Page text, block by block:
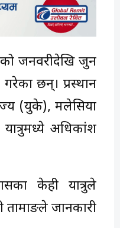
को जनवरीदेखि जुन
गरेका छन्। प्रस्थान
(युके), मलेसिया
अधिकांश
केही यात्रुले
तामाङले जानकारी